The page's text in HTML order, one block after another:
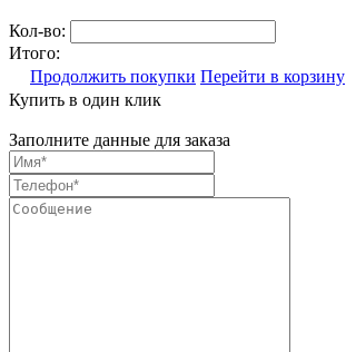
Кол-во:
Итого:
Продолжить покупки Перейти в корзину
Купить в один клик
Заполните данные для заказа